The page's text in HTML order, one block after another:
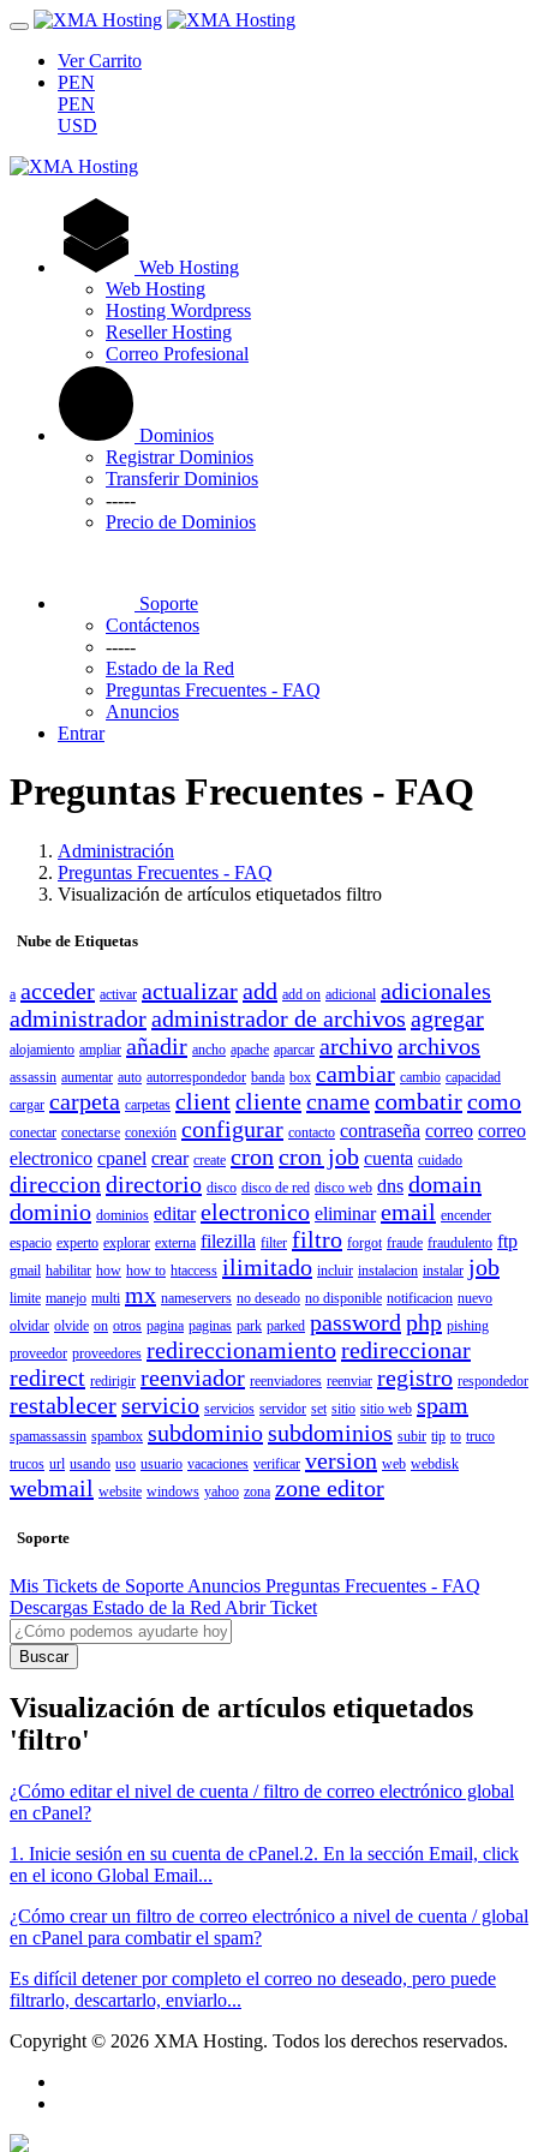
Ver Carrito
PEN
PEN
USD
Web Hosting
Web Hosting
Hosting Wordpress
Reseller Hosting
Correo Profesional
Dominios
Registrar Dominios
Transferir Dominios
-----
Precio de Dominios
Soporte
Contáctenos
-----
Estado de la Red
Preguntas Frecuentes - FAQ
Anuncios
Entrar
Preguntas Frecuentes - FAQ
Administración
Preguntas Frecuentes - FAQ
Visualización de artículos etiquetados filtro
Nube de Etiquetas
a acceder activar actualizaradd add on adicional adicionales
administradoradministrador de archivos agregar
alojamiento ampliar añadir ancho apache aparcar archivoarchivos
assassin aumentar auto autorrespondedor banda box cambiar cambio capacidad
cargar carpeta carpetas clientclientecnamecombatircomo
conectar conectarse conexión configurar contacto contraseña correo correo
electronico cpanel crear create cron cron job cuenta cuidado
direccion directorio disco disco de red disco web dns domain
dominio dominios editar electronico eliminar email encender
espacio experto explorar externa filezilla filter filtro forgot fraude fraudulento ftp
gmail habilitar how how to htaccess ilimitado incluir instalacion instalar job
limite manejo multi mx nameservers no deseado no disponible notificacion nuevo
olvidar olvide on otros pagina paginas park parked password php pishing
proveedor proveedores redireccionamientoredireccionar
redirect redirigir reenviador reenviadores reenviar registro respondedor
restablecerservicio servicios servidor set sitio sitio web spam
spamassassin spambox subdominiosubdominios subir tip to truco
trucos url usando uso usuario vacaciones verificar version web webdisk
webmail website windows yahoo zona zone editor
Soporte
Mis Tickets de Soporte Anuncios Preguntas Frecuentes - FAQ
Descargas Estado de la Red Abrir Ticket
Buscar
Visualización de artículos etiquetados
'filtro'
¿Cómo editar el nivel de cuenta / filtro de correo electrónico global
en cPanel?
1. Inicie sesión en su cuenta de cPanel.2. En la sección Email, click
en el icono Global Email...
¿Cómo crear un filtro de correo electrónico a nivel de cuenta / global
en cPanel para combatir el spam?
Es difícil detener por completo el correo no deseado, pero puede
filtrarlo, descartarlo, enviarlo...
Copyright © 2026 XMA Hosting. Todos los derechos reservados.